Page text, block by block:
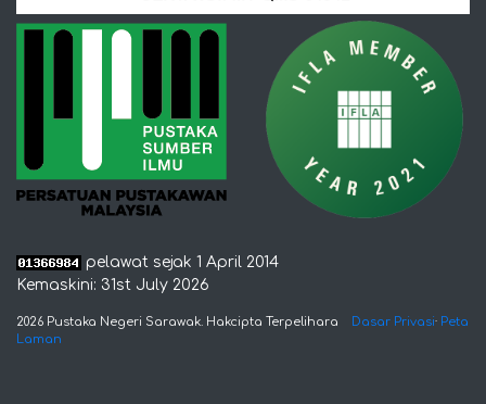
pelawat sejak 1 April 2014
Kemaskini: 31st July 2026
2026 Pustaka Negeri Sarawak. Hakcipta Terpelihara Dasar Privasi· Peta
Laman